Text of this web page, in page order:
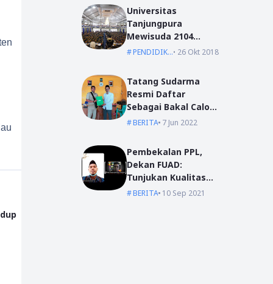
Universitas
Tanjungpura
Mewisuda 2104
Lulusan pada
PENDIDIKAN26 Okt 2018
Tatang Sudarma
Resmi Daftar
Sebagai Bakal Calon
Kepala Desa Mas
BERITA 7 Jun 2022
Pembekalan PPL,
Dekan FUAD:
Tunjukan Kualitas
Dengan Akhlak
BERITA 10 Sep 2021